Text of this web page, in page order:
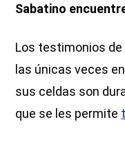
Sabatino
Los testimonios
las únicas veces
sus celdas son
que se les permite